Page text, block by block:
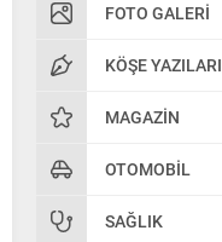
FOTO GALERI
KÖŞE YAZILARI
MAGAZIN
OTOMOBIL
SAĞLIK